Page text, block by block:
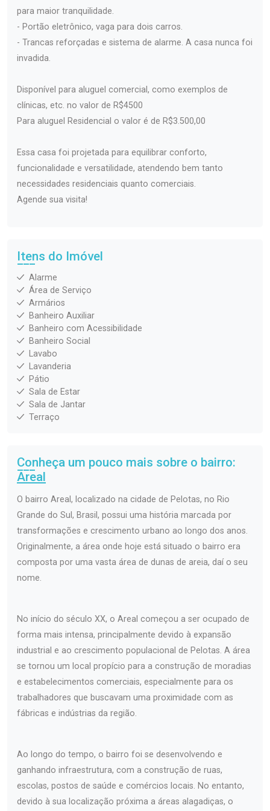
para maior tranquilidade.
- Portão eletrônico, vaga para dois carros.
- Trancas reforçadas e sistema de alarme. A casa nunca foi
invadida.
Disponível para aluguel comercial, como exemplos de
clínicas, etc. no valor de R$4500
Para aluguel Residencial o valor é de R$3.500,00
Essa casa foi projetada para equilibrar conforto,
funcionalidade e versatilidade, atendendo bem tanto
necessidades residenciais quanto comerciais.
Agende sua visita!
Itens do Imóvel
Alarme
Área de Serviço
Armários
Banheiro Auxiliar
Banheiro com Acessibilidade
Banheiro Social
Lavabo
Lavanderia
Pátio
Sala de Estar
Sala de Jantar
Terraço
Conheça um pouco mais sobre o bairro:
Areal
O bairro Areal, localizado na cidade de Pelotas, no Rio
Grande do Sul, Brasil, possui uma história marcada por
transformações e crescimento urbano ao longo dos anos.
Originalmente, a área onde hoje está situado o bairro era
composta por uma vasta área de dunas de areia, daí o seu
nome.
No início do século XX, o Areal começou a ser ocupado de
forma mais intensa, principalmente devido à expansão
industrial e ao crescimento populacional de Pelotas. A área
se tornou um local propício para a construção de moradias
e estabelecimentos comerciais, especialmente para os
trabalhadores que buscavam uma proximidade com as
fábricas e indústrias da região.
Ao longo do tempo, o bairro foi se desenvolvendo e
ganhando infraestrutura, com a construção de ruas,
escolas, postos de saúde e comércios locais. No entanto,
devido à sua localização próxima a áreas alagadiças, o